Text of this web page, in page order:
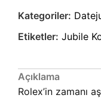
Kategoriler:
Etiketler: Jubile
Açıklama
Rolex’in zamanı